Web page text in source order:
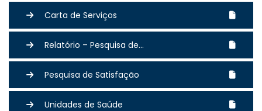
Carta de Serviços
Relatório – Pesquisa de...
Pesquisa de Satisfação
Unidades de Saúde